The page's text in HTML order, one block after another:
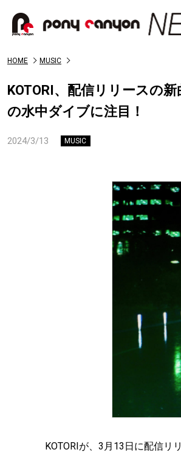
HOME MUSIC
KOTORI、配信リリースの
の水中ダイブに注目！
2024/3/13 MUSIC
KOTORIが、3月13日に配信リ